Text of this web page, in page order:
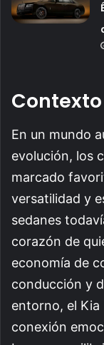
En un mundo
evolución, los
marcado
versatilidad y
sedanes
corazón de
economía de
conducción y
entorno, el
conexión